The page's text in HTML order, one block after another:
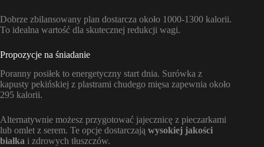
Dobrze zbilansowany plan dostarcza około 1000-1300 kalorii.
To idealna wartość dla skutecznej redukcji wagi.
Propozycje na śniadanie
Poranny posiłek to energetyczny start dnia. Surówka z
kapusty pekińskiej z plastrami chudego mięsa zapewnia około
295 kalorii.
Alternatywnie możesz przygotować jajecznicę z pieczarkami
lub omlet z serem. Te opcje dostarczają wysokiej jakości
białka i zdrowych tłuszczów.